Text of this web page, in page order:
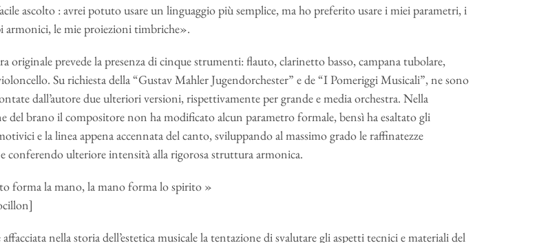
ascolto : avrei potuto usare un linguaggio più semplice, ma ho preferito usare i miei parametri, i
armonici, le mie proiezioni timbriche».
originale prevede la presenza di cinque strumenti: flauto, clarinetto basso, campana tubolare,
Su richiesta della “Gustav Mahler Jugendorchester” e de “I Pomeriggi Musicali”, ne sono
dall’autore due ulteriori versioni, rispettivamente per grande e media orchestra. Nella
del brano il compositore non ha modificato alcun parametro formale, bensì ha esaltato gli
e la linea appena accennata del canto, sviluppando al massimo grado le raffinatezze
conferendo ulteriore intensità alla rigorosa struttura armonica.
forma la mano, la mano forma lo spirito »
affacciata nella storia dell’estetica musicale la tentazione di svalutare gli aspetti tecnici e materiali del